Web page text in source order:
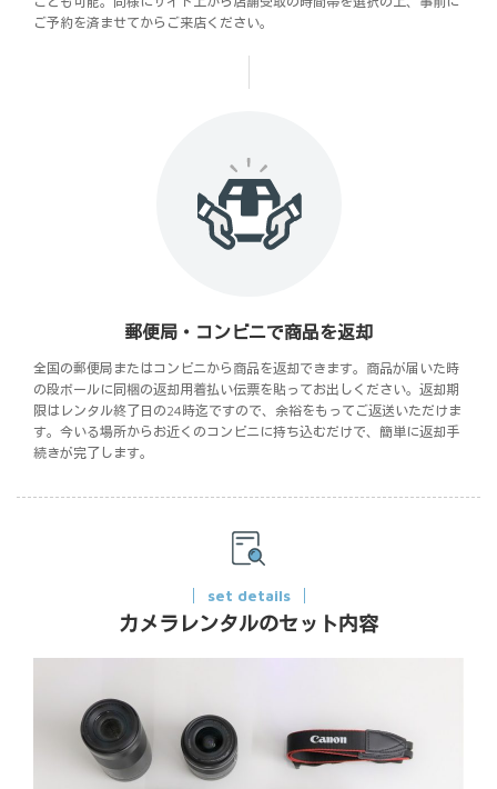
ご予約を済ませてからご来店ください。
郵便局・コンビニで商品を返却
全国の郵便局またはコンビニから商品を返却できます。商品が届いた時
の段ボールに同梱の返却用着払い伝票を貼ってお出しください。返却期
限はレンタル終了日の24時迄ですので、余裕をもってご返送いただけま
す。今いる場所からお近くのコンビニに持ち込むだけで、簡単に返却手
続きが完了します。
set details
カメラレンタルのセット内容